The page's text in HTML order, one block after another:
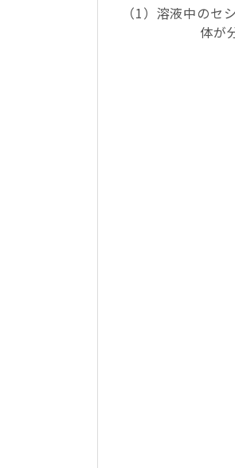
（1）溶液中の
体が